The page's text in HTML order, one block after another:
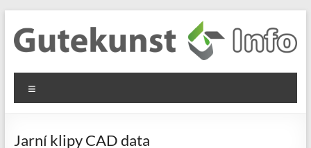
content
Gutekunst
Formfedern
GmbH
Informationen
Flachmaterial
Jarní klipy CAD data